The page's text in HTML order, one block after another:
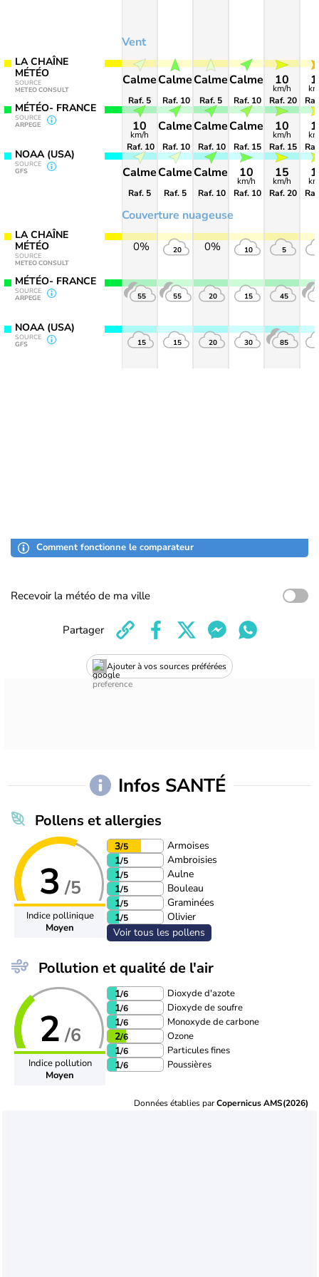
LA CHAÎNE
MÉTÉO
SOURCE
METEO CONSULT
MÉTÉO- FRANCE
SOURCE
ARPEGE
NOAA (USA)
SOURCE
GFS
LA CHAÎNE
MÉTÉO
SOURCE
METEO CONSULT
MÉTÉO- FRANCE
SOURCE
ARPEGE
NOAA (USA)
SOURCE
GFS
Vent
Couverture nuageuse
Calme
Raf. 5
10
km/h
Raf. 10
Calme
Raf. 5
0%
55
15
Calme
Raf. 10
Calme
Raf. 10
Calme
Raf. 5
20
55
15
Calme
Raf. 5
Calme
Raf. 10
Calme
Raf. 10
0%
20
20
Calme
Raf. 10
Calme
Raf. 15
10
km/h
Raf. 10
10
15
30
10
km/h
Raf. 20
10
km/h
Raf. 15
15
km/h
Raf. 20
5
45
85
Comment fonctionne le comparateur
Recevoir la météo de ma ville
Ajouter à vos sources préférées
Partager
Infos SANTÉ
Pollens et allergies
3 /5
Indice pollinique
Moyen
3/5
Armoises
1/5
Ambroisies
1/5
Aulne
1/5
Bouleau
1/5
Graminées
1/5
Olivier
Voir tous les pollens
Pollution et qualité de l'air
2 /6
Indice pollution
Moyen
1/6 Dioxyde d'azote
1/6 Dioxyde de soufre
1/6 Monoxyde de carbone
2/6 Ozone
1/6 Particules fines
1/6 Poussières
Données établies parCopernicus AMS(2026)